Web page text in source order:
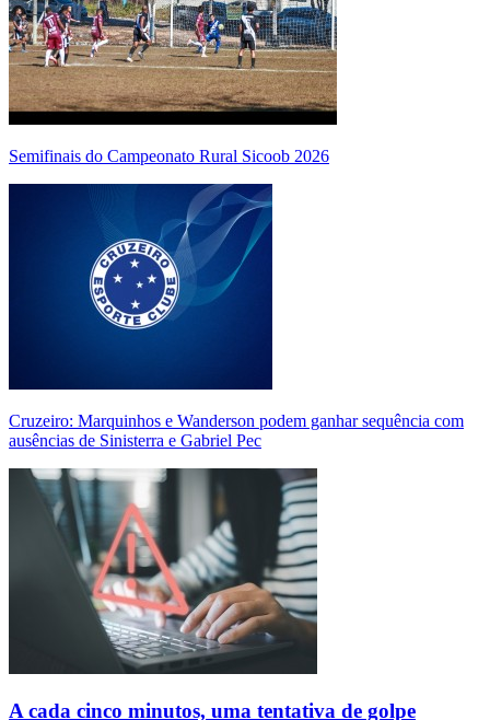
Semifinais do Campeonato Rural Sicoob 2026
Cruzeiro: Marquinhos e Wanderson podem ganhar sequência com
ausências de Sinisterra e Gabriel Pec
A cada cinco minutos, uma tentativa de golpe